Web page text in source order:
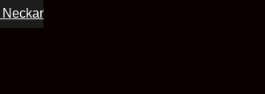
Neckar